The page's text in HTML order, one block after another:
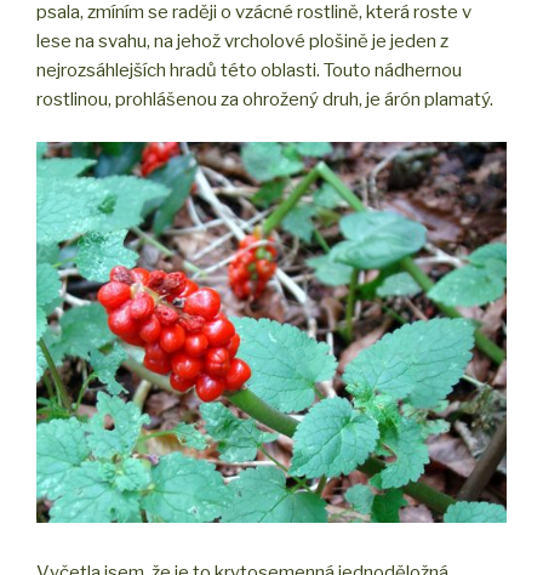
psala, zmíním se raději o vzácné rostlině, která roste v
lese na svahu, na jehož vrcholové plošině je jeden z
nejrozsáhlejších hradů této oblasti. Touto nádhernou
rostlinou, prohlášenou za ohrožený druh, je árón plamatý.